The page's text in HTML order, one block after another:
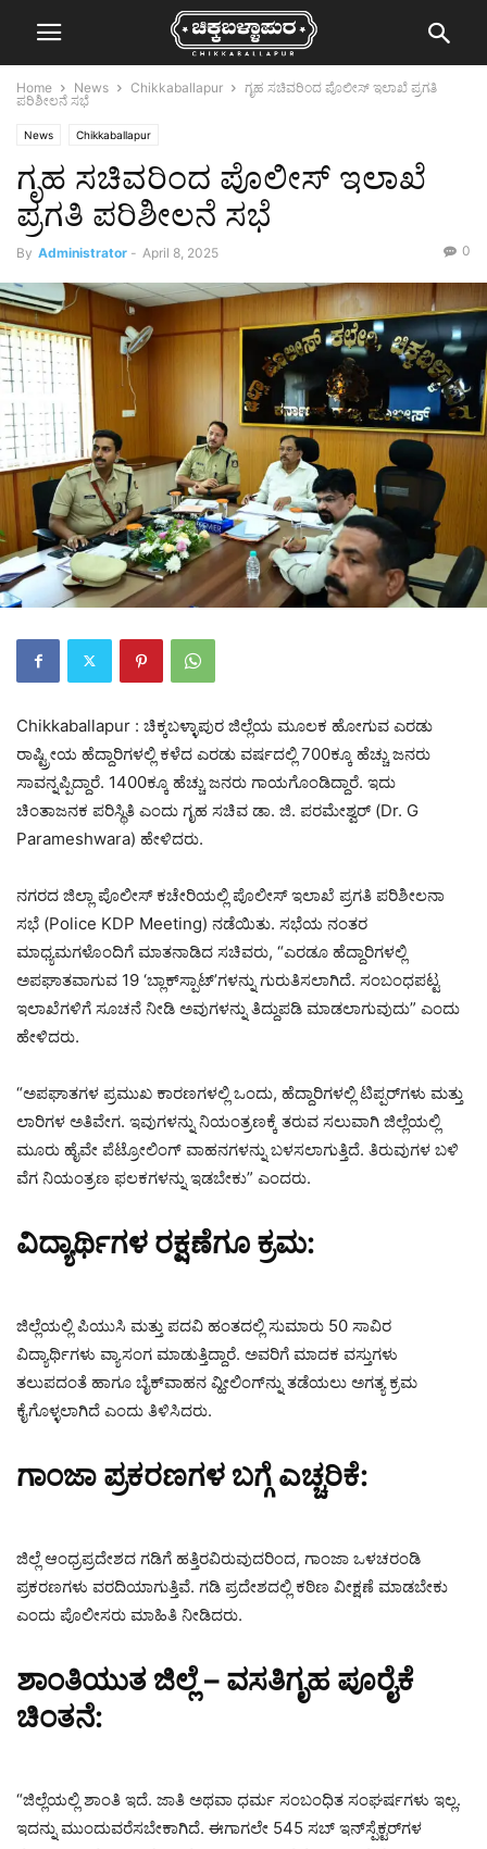
Home News Chikkaballapur
ಗೃಹ ಸಚಿವರಿಂದ ಪೊಲೀಸ್ ಇಲಾಖೆ ಪ್ರಗತಿ
ಪರಿಶೀಲನೆ ಸಭೆ
News Chikkaballapur
ಗೃಹ ಸಚಿವರಿಂದ ಪೊಲೀಸ್ ಇಲಾಖೆ
ಪ್ರಗತಿ ಪರಿಶೀಲನೆ ಸಭೆ
By Administrator - April 8, 2025 0
Chikkaballapur : ಚಿಕ್ಕಬಳ್ಳಾಪುರ ಜಿಲ್ಲೆಯ ಮೂಲಕ ಹೋಗುವ ಎರಡು
ರಾಷ್ಟ್ರೀಯ ಹೆದ್ದಾರಿಗಳಲ್ಲಿ ಕಳೆದ ಎರಡು ವರ್ಷದಲ್ಲಿ 700ಕ್ಕೂ ಹೆಚ್ಚು ಜನರು
ಸಾವನ್ನಪ್ಪಿದ್ದಾರೆ. 1400ಕ್ಕೂ ಹೆಚ್ಚು ಜನರು ಗಾಯಗೊಂಡಿದ್ದಾರೆ. ಇದು
ಚಿಂತಾಜನಕ ಪರಿಸ್ಥಿತಿ ಎಂದು ಗೃಹ ಸಚಿವ ಡಾ. ಜಿ. ಪರಮೇಶ್ವರ್ (Dr. G
Parameshwara) ಹೇಳಿದರು.
ನಗರದ ಜಿಲ್ಲಾ ಪೊಲೀಸ್ ಕಚೇರಿಯಲ್ಲಿ ಪೊಲೀಸ್ ಇಲಾಖೆ ಪ್ರಗತಿ ಪರಿಶೀಲನಾ
ಸಭೆ (Police KDP Meeting) ನಡೆಯಿತು. ಸಭೆಯ ನಂತರ
ಮಾಧ್ಯಮಗಳೊಂದಿಗೆ ಮಾತನಾಡಿದ ಸಚಿವರು, “ಎರಡೂ ಹೆದ್ದಾರಿಗಳಲ್ಲಿ
ಅಪಘಾತವಾಗುವ 19 ‘ಬ್ಲಾಕ್‌ಸ್ಪಾಟ್‌’ಗಳನ್ನು ಗುರುತಿಸಲಾಗಿದೆ. ಸಂಬಂಧಪಟ್ಟ
ಇಲಾಖೆಗಳಿಗೆ ಸೂಚನೆ ನೀಡಿ ಅವುಗಳನ್ನು ತಿದ್ದುಪಡಿ ಮಾಡಲಾಗುವುದು” ಎಂದು
ಹೇಳಿದರು.
“ಅಪಘಾತಗಳ ಪ್ರಮುಖ ಕಾರಣಗಳಲ್ಲಿ ಒಂದು, ಹೆದ್ದಾರಿಗಳಲ್ಲಿ ಟಿಪ್ಪರ್‌ಗಳು ಮತ್ತು
ಲಾರಿಗಳ ಅತಿವೇಗ. ಇವುಗಳನ್ನು ನಿಯಂತ್ರಣಕ್ಕೆ ತರುವ ಸಲುವಾಗಿ ಜಿಲ್ಲೆಯಲ್ಲಿ
ಮೂರು ಹೈವೇ ಪೆಟ್ರೋಲಿಂಗ್ ವಾಹನಗಳನ್ನು ಬಳಸಲಾಗುತ್ತಿದೆ. ತಿರುವುಗಳ ಬಳಿ
ವೆಗ ನಿಯಂತ್ರಣ ಫಲಕಗಳನ್ನು ಇಡಬೇಕು” ಎಂದರು.
ವಿದ್ಯಾರ್ಥಿಗಳ ರಕ್ಷಣೆಗೂ ಕ್ರಮ:
ಜಿಲ್ಲೆಯಲ್ಲಿ ಪಿಯುಸಿ ಮತ್ತು ಪದವಿ ಹಂತದಲ್ಲಿ ಸುಮಾರು 50 ಸಾವಿರ
ವಿದ್ಯಾರ್ಥಿಗಳು ವ್ಯಾಸಂಗ ಮಾಡುತ್ತಿದ್ದಾರೆ. ಅವರಿಗೆ ಮಾದಕ ವಸ್ತುಗಳು
ತಲುಪದಂತೆ ಹಾಗೂ ಬೈಕ್‌ವಾಹನ ವ್ಹೀಲಿಂಗ್‌ನ್ನು ತಡೆಯಲು ಅಗತ್ಯ ಕ್ರಮ
ಕೈಗೊಳ್ಳಲಾಗಿದೆ ಎಂದು ತಿಳಿಸಿದರು.
ಗಾಂಜಾ ಪ್ರಕರಣಗಳ ಬಗ್ಗೆ ಎಚ್ಚರಿಕೆ:
ಜಿಲ್ಲೆ ಆಂಧ್ರಪ್ರದೇಶದ ಗಡಿಗೆ ಹತ್ತಿರವಿರುವುದರಿಂದ, ಗಾಂಜಾ ಒಳಚರಂಡಿ
ಪ್ರಕರಣಗಳು ವರದಿಯಾಗುತ್ತಿವೆ. ಗಡಿ ಪ್ರದೇಶದಲ್ಲಿ ಕಠಿಣ ವೀಕ್ಷಣೆ ಮಾಡಬೇಕು
ಎಂದು ಪೊಲೀಸರು ಮಾಹಿತಿ ನೀಡಿದರು.
ಶಾಂತಿಯುತ ಜಿಲ್ಲೆ – ವಸತಿಗೃಹ ಪೂರೈಕೆ
ಚಿಂತನೆ:
“ಜಿಲ್ಲೆಯಲ್ಲಿ ಶಾಂತಿ ಇದೆ. ಜಾತಿ ಅಥವಾ ಧರ್ಮ ಸಂಬಂಧಿತ ಸಂಘರ್ಷಗಳು ಇಲ್ಲ.
ಇದನ್ನು ಮುಂದುವರೆಸಬೇಕಾಗಿದೆ. ಈಗಾಗಲೇ 545 ಸಬ್ ಇನ್‌ಸ್ಪೆಕ್ಟರ್‌ಗಳ